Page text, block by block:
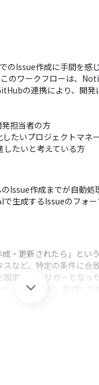
Issue作成に手間を感
のワークフローは、
の連携により、開発
担当者の方
たいプロジェクトマネ
たいと考えている方
作成までが自動処
生成するIssueのフォ
・更新されたら」とい
など、特定の条件に合
定し、トリガーとなっ
」を設定し、取得した